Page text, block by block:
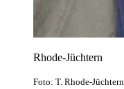
Rhode-Jüchtern
Foto: T. Rhode-Jüchtern